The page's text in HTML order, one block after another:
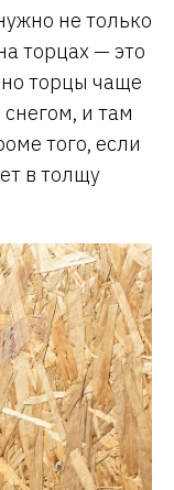
не только
торцах — это
торцы чаще
и там
того, если
в толщу